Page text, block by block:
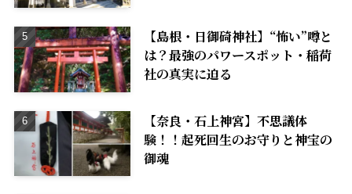
【島根・日御碕神社】“怖い”噂と
は？最強のパワースポット・稲荷
社の真実に迫る
【奈良・石上神宮】不思議体
験！！起死回生のお守りと神宝の
御魂